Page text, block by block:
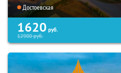
Достоевская
1620 руб.
12900руб.